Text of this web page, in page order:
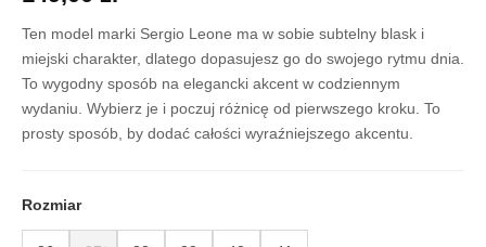
Ten model marki Sergio Leone ma w sobie subtelny blask i
miejski charakter, dlatego dopasujesz go do swojego rytmu dnia.
To wygodny sposób na elegancki akcent w codziennym
wydaniu. Wybierz je i poczuj różnicę od pierwszego kroku. To
prosty sposób, by dodać całości wyraźniejszego akcentu.
Rozmiar